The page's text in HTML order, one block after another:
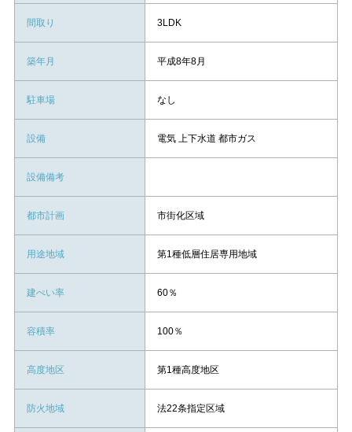
間取り 3LDK
築年月 平成8年8月
駐車場 なし
設備 電気 上下水道 都市ガス
設備備考
都市計画 市街化区域
用途地域 第1種低層住居専用地域
建ぺい率 60％
容積率 100％
高度地区 第1種高度地区
防火地域 法22条指定区域